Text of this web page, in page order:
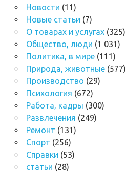
Новости (11)
Новые статьи (7)
О товарах и услугах(325)
Общество, люди (1 031)
Политика, в мире(111)
Природа, животные(577)
Производство (29)
Психология (672)
Работа, кадры (300)
Развлечения (249)
Ремонт (131)
Спорт (256)
Справки (53)
статьи (28)